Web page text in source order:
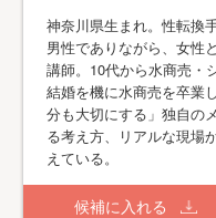
神奈川県生まれ。性転換
男性でありながら、女性
講師。10代から水商売・
結婚を機に水商売を卒業
分も大切にする」独自の
る考え方、リアルな現場
えている。
候補に入れる